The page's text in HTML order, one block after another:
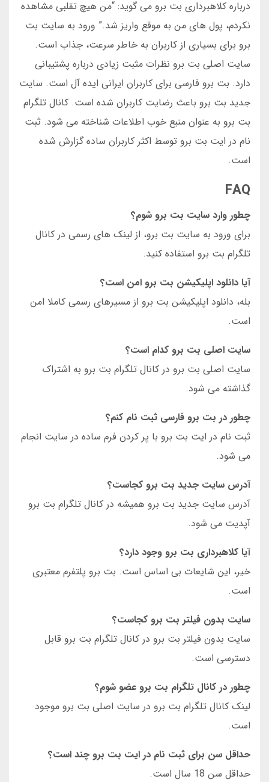
درباره کلاهبرداری بت برو می گوید: “من هیچ تقلبی مشاهده
نکردم، پول های من به موقع واریز شد.” ورود به سایت بت
برو برای بسیاری از کاربران به خاطر سرعت، جذاب است.
سایت اصلی بت برو نظرات مثبت زیادی درباره پشتیبانی
دارد. بت برو فارسی برای کاربران ایرانی ایده آل است. سایت
جدید بت برو باعث رضایت کاربران شده است. کانال تلگرام
بت برو به عنوان منبع خوب اطلاعات شناخته می شود. ثبت
نام در ایت بت برو توسط اکثر کاربران ساده گزارش شده
است.
FAQ
چطور وارد سایت بت برو شوم؟
برای ورود به سایت بت برو، از لینک های رسمی در کانال
تلگرام بت برو استفاده کنید.
آیا دانلود اپلیکیشن بت برو امن است؟
بله، دانلود اپلیکیشن بت برو از مسیرهای رسمی کاملا امن
است.
سایت اصلی بت برو کدام است؟
سایت اصلی بت برو در کانال تلگرام بت برو به اشتراک
گذاشته می شود.
چطور در بت برو فارسی ثبت نام کنم؟
ثبت نام در ایت بت برو با پر کردن فرم ساده در سایت انجام
می شود.
آدرس سایت جدید بت برو کجاست؟
آدرس سایت جدید بت برو همیشه در کانال تلگرام بت برو
آپدیت می شود.
آیا کلاهبرداری بت برو وجود دارد؟
خیر، این شایعات بی اساس است. بت برو پلتفرم معتبری
است.
سایت بدون فیلتر بت برو کجاست؟
سایت بدون فیلتر بت برو در کانال تلگرام بت برو قابل
دسترسی است.
چطور در کانال تلگرام بت برو عضو شوم؟
لینک کانال تلگرام بت برو در سایت اصلی بت برو موجود
است.
حداقل سن برای ثبت نام در ایت بت برو چند است؟
حداقل سن 18 سال است.